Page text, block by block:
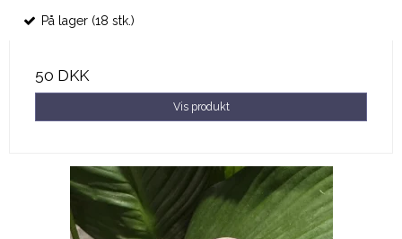
På lager (18 stk.)
50 DKK
Vis produkt